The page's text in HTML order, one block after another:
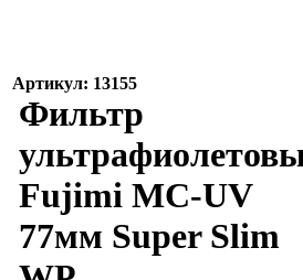
Артикул: 13155
Фильтр
Fujimi MC-UV
77мм Super Slim